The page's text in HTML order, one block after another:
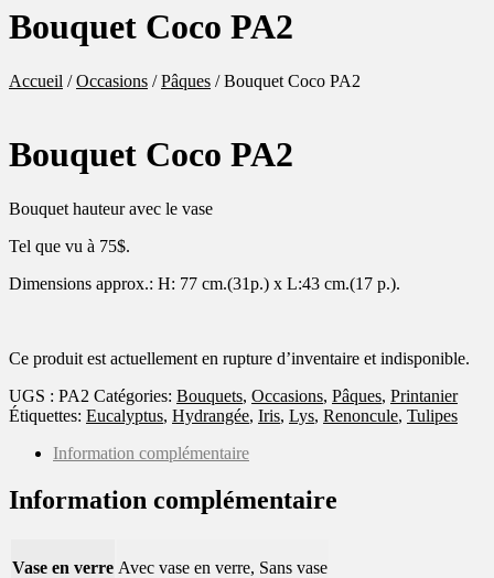
Bouquet Coco PA2
Accueil /Occasions /Pâques /Bouquet Coco PA2
Bouquet Coco PA2
Bouquet hauteur avec le vase
Tel que vu à 75$.
Dimensions approx.: H: 77 cm.(31p.) x L:43 cm.(17 p.).
Ce produit est actuellement en rupture d’inventaire et indisponible.
UGS : PA2 Catégories: Bouquets, Occasions, Pâques, Printanier
Étiquettes: Eucalyptus, Hydrangée, Iris, Lys, Renoncule, Tulipes
Information complémentaire
Information complémentaire
Vase en verre Avec vase en verre, Sans vase